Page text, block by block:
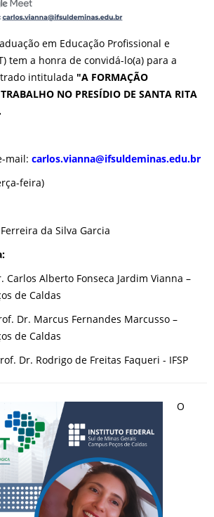
em Educação Profissional e
tem a honra de convidá-lo(a) para a
intitulada "A FORMAÇÃO
NO PRESÍDIO DE SANTA RITA
mail: carlos.vianna@ifsuldeminas.edu.br
feira)
da Silva Garcia
Carlos Alberto Fonseca Jardim Vianna –
de Caldas
Dr. Marcus Fernandes Marcusso –
de Caldas
Dr. Rodrigo de Freitas Faqueri - IFSP
O